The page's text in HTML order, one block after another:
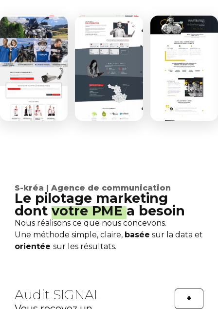
S-kréa | Agence de communication
Le pilotage marketing
dont votre PMEa besoin
Nous réalisons ce que nous concevons.
Une méthode simple, claire, basée sur la data et
orientée sur les résultats.
Audit SIGNAL​ +